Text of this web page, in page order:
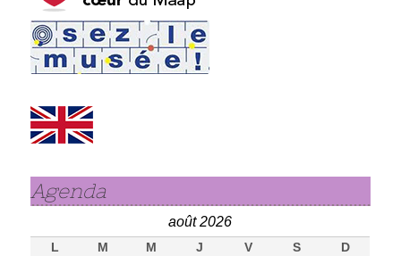
Agenda
août 2026
L M M J V S
D